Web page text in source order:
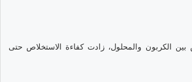
بين الكربون والمحلول، زادت كفاءة الاستخلاص حتى